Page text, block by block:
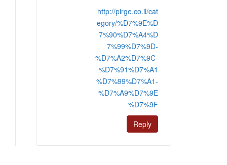
http://pirge.co.il/cat
egory/%D7%9E%D
7%90%D7%A4%D
7%99%D7%9D-
%D7%A2%D7%9C-
%D7%91%D7%A1
%D7%99%D7%A1-
%D7%A9%D7%9E
%D7%9F
Reply